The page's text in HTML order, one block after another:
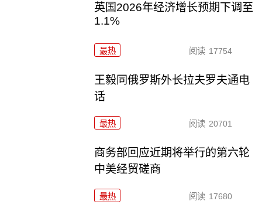
英国2026年经济增长预期下调至
1.1%
最热 阅读 17754
王毅同俄罗斯外长拉夫罗夫通电
话
最热 阅读 20701
商务部回应近期将举行的第六轮
中美经贸磋商
最热 阅读 17680